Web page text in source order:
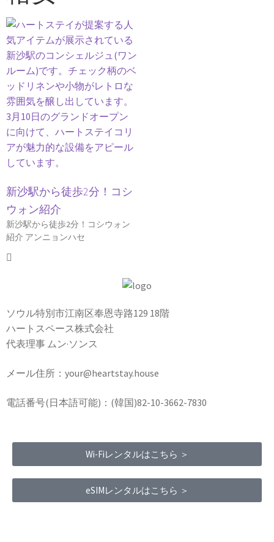
新沙駅から徒歩2分！コシ
ウォン紹介
新沙駅から徒歩2分！コシウォン
紹介 アンニョンハセ
ソウル特別市江南区奉恩寺路129 18階
ハートスペース株式会社
代表理事 ムン·ソンス
メール住所：your@heartstay.house
電話番号(日本語可能)：(韓国)82-10-3662-7830
Wi-Fiレンタルはこちら ＞
eSIMレンタルはこちら ＞